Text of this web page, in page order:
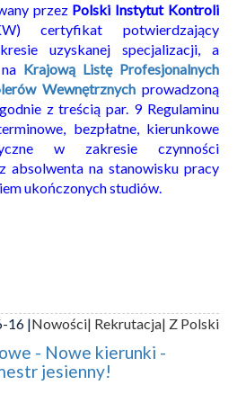
przez Polski Instytut Kontroli
certyfikat potwierdzający
uzyskanej specjalizacji, a
Krajową Listę Profesjonalnych
Wewnętrznych prowadzoną
z treścią par. 9 Regulaminu
bezpłatne, kierunkowe
w zakresie czynności
absolwenta na stanowisku pracy
ukończonych studiów.
16 |Nowości| Rekrutacja| Z Polski
- Nowe kierunki -
jesienny!